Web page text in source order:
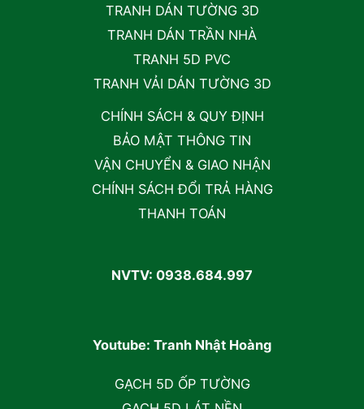
TRANH DÁN TƯỜNG 3D
TRANH DÁN TRẦN NHÀ
TRANH 5D PVC
TRANH VẢI DÁN TƯỜNG 3D
CHÍNH SÁCH & QUY ĐỊNH
BẢO MẬT THÔNG TIN
VẬN CHUYỂN & GIAO NHẬN
CHÍNH SÁCH ĐỔI TRẢ HÀNG
THANH TOÁN
NVTV: 0938.684.997
Youtube: Tranh Nhật Hoàng
GẠCH 5D ỐP TƯỜNG